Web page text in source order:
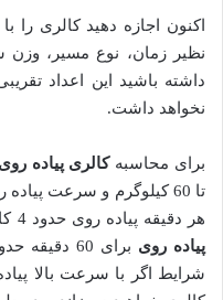
اکنون اجازه دهید کالری را
نظیر زمان، نوع مسیر،
داشته باشید این اعداد
نخواهد داشت.
برای محاسبهکالری پیاده
تا 60 کیلوگرم و سرعت
هر دقیقه پیاده روی حدود 4 کالری خواهید سوزاند که
پیاده روی